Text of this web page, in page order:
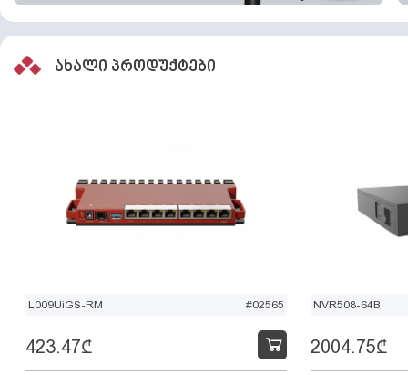
ახალი პროდუქტები
L009UiGS-RM #02565
423.47₾
NVR508-64B
2004.75₾